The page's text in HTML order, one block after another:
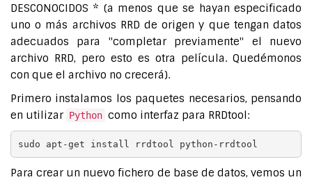
DESCONOCIDOS * (a menos que se hayan especificado
uno o más archivos RRD de origen y que tengan datos
adecuados para "completar previamente" el nuevo
archivo RRD, pero esto es otra película. Quedémonos
con que el archivo no crecerá).
Primero instalamos los paquetes necesarios, pensando
en utilizar Python como interfaz para RRDtool:
sudo apt-get install rrdtool python-rrdtool
Para crear un nuevo fichero de base de datos, vemos un